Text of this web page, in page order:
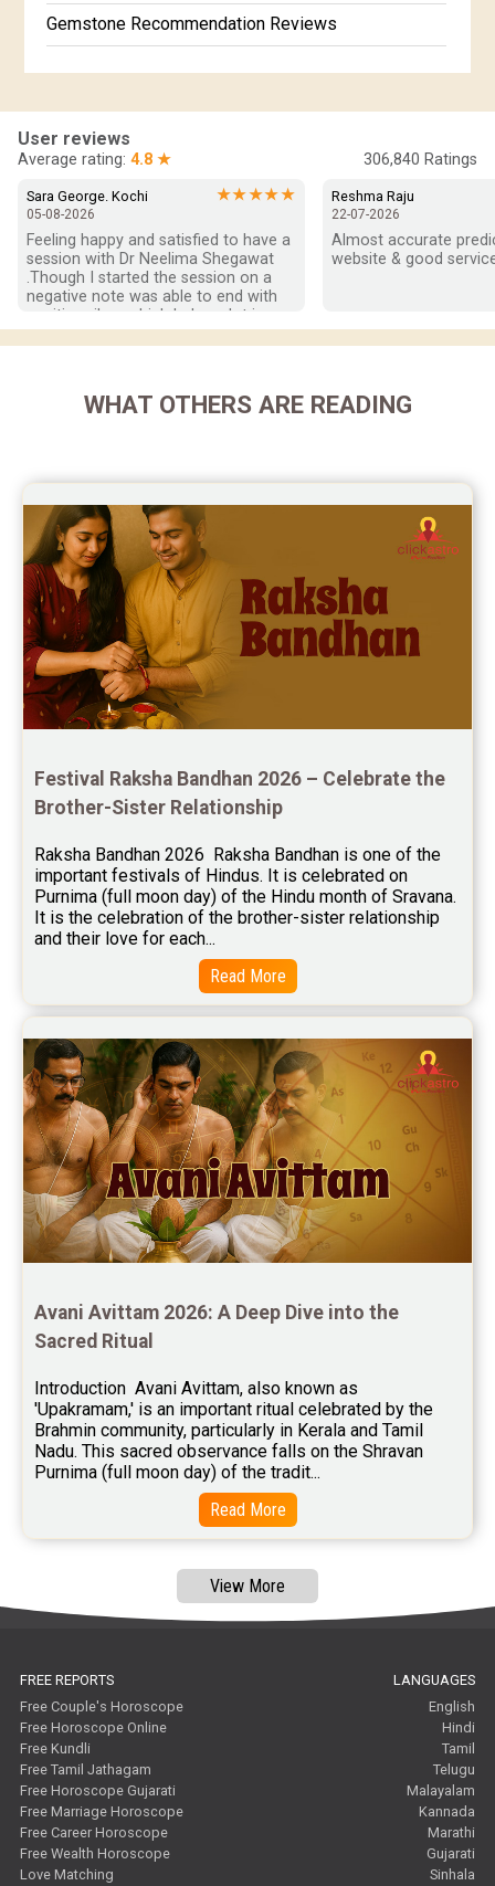
Gemstone Recommendation Reviews
In-Depth Horoscope Reviews
Marriage Horoscope Reviews
Super Horoscope Reviews
Education Horoscope Reviews
Wealth Horoscope Reviews
Yearly Predictions Reviews
Future Book Reviews
Yoga Predictions Reviews
Rahu Ketu Transit Predictions Reviews
Jupiter Transit Predictions Reviews
Free Horoscope Reviews
Free Horoscope Compatibility Reviews
Free Personal Horoscope Reviews
Stock Market Predictions Reviews
Free Wealth Horoscope Reviews
Free Marriage Horoscope Reviews
Free Star Horoscope Reviews
Baby Names Reviews
Free Chinese Horoscope Reviews
Free Feng Shui Reviews
Free Panchanga Predictions Reviews
Astrology Consultancy Reviews
Free Janam Kundali Reviews
Free Astrology Reviews
User reviews
Average rating: 4.8 ★ 306,840 Ratings
Sara George. Kochi ★★★★★
05-08-2026
Feeling happy and satisfied to have a
session with Dr Neelima Shegawat
.Though I started the session on a
negative note was able to end with
positive vibes which helps a lot in
moving forward. She patiently
on a happy  and satisfied note.. Hope
Reshma Raju
22-07-2026
Almost accurate
website & good
WHAT OTHERS ARE READING
Festival Raksha Bandhan 2026 – Celebrate the
Brother-Sister Relationship
Raksha Bandhan 2026  Raksha Bandhan is one of the
important festivals of Hindus. It is celebrated on
Purnima (full moon day) of the Hindu month of Sravana.
It is the celebration of the brother-sister relationship
and their love for each...
Read More
Avani Avittam 2026: A Deep Dive into the
Sacred Ritual
Introduction  Avani Avittam, also known as
'Upakramam,' is an important ritual celebrated by the
Brahmin community, particularly in Kerala and Tamil
Nadu. This sacred observance falls on the Shravan
Purnima (full moon day) of the tradit...
Read More
View More
FREE REPORTS
Free Couple's Horoscope
Free Horoscope Online
Free Kundli
Free Tamil Jathagam
Free Horoscope Gujarati
Free Marriage Horoscope
Free Career Horoscope
Free Wealth Horoscope
Love Matching
LANGUAGES
English
Hindi
Tamil
Telugu
Malayalam
Kannada
Marathi
Gujarati
Sinhala